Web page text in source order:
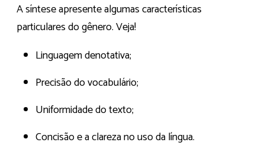
A síntese apresente algumas características
particulares do gênero. Veja!
Linguagem denotativa;
Precisão do vocabulário;
Uniformidade do texto;
Concisão e a clareza no uso da língua.